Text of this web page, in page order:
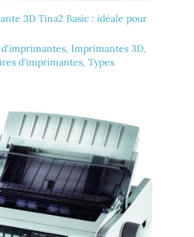
3D Tina2 Basic : idéale pour
, Imprimantes 3D,
d'imprimantes, Types